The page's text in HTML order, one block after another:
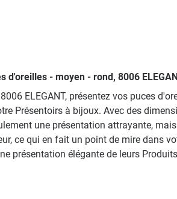
- moyen - rond, 8006
ELEGANT, présentez vos puces
Présentoirs à bijoux. Avec des
une présentation attrayante,
ce qui en fait un point de mire dans
présentation élégante de leurs